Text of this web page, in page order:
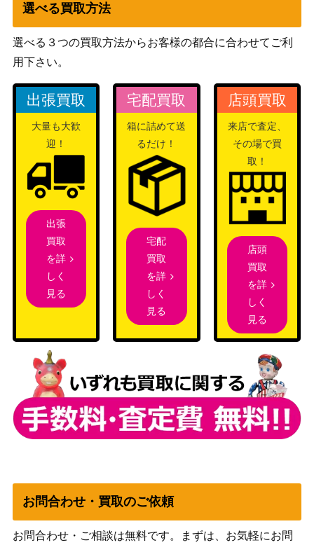
[Foil]プリズマリの命令 / Prismari Com
mand 拡張アート [STX-BF]
（ストリク
スヘイヴ
院）
800
彼方の映像/Visions of Beyond【M1
2】《日》
（基本セッ
ト2012）
600
(062)拒絶の閃光/Flare of Denial[MH3]
《日》
ズ・オブ・
ザ・コース
ライゾン3）
1,000
壊死のウーズ/Necrotic Ooze[SOM]
《日》
300
(234) 溶鉄の崩壊/Molten Collapse [LC
I]《日》
Wizards
（イクサラ
し洞窟）
月の賢者タミヨウ/Tamiyo, the Moon S
age【AVR】《日》
（アヴァシ
ンの帰還）
400
オルゾフの簒奪者、ケイヤ/Kaya, Orz
hov Usurper【RNA】
（ラヴニカ
100
選べる買取方法
選べる３つの買取方法からお客様の都合に合わせてご利
用下さい。
出張買取
大量も大歓
迎！
出張
買取
を詳
しく
見る
宅配買取
箱に詰めて送
るだけ！
宅配
買取
を詳
しく
見る
店頭買取
来店で査定、
その場で買
取！
店頭
買取
を詳
しく
見る
お問合わせ・買取のご依頼
お問合わせ・ご相談は無料です。まずは、お気軽にお問